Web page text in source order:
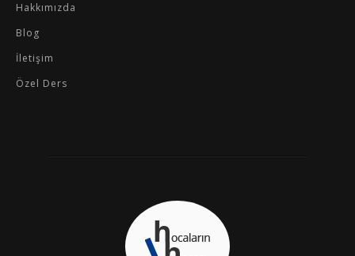
Hakkımızda
Blog
İletişim
Özel Ders